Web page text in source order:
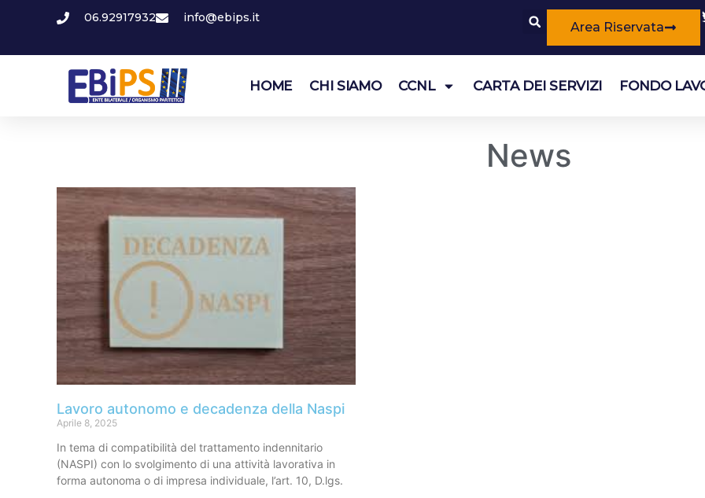
06.92917932 info@ebips.it
Area Riservata
HOME CHI SIAMO CCNL CARTA DEI SERVIZI FONDO
News
Lavoro autonomo e decadenza della Naspi
Aprile 8, 2025
In tema di compatibilità del trattamento indennitario
(NASPI) con lo svolgimento di una attività lavorativa in
forma autonoma o di impresa individuale, l’art. 10, D.lgs.